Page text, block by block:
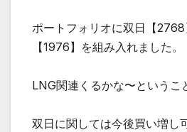
ポートフォリオに双日【
【1976】を組み入れました。
LNG関連くるかな〜という
双日に関しては今後買い増し